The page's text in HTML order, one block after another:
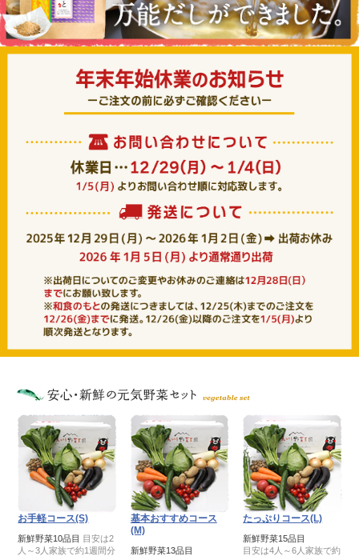
お手軽コース(S)
新鮮野菜10品目 目安は2
人～3人家族で約1週間分
基本おすすめコース
(M)
新鮮野菜13品目
たっぷりコース(L)
新鮮野菜15品目
目安は4人～6人家族で約